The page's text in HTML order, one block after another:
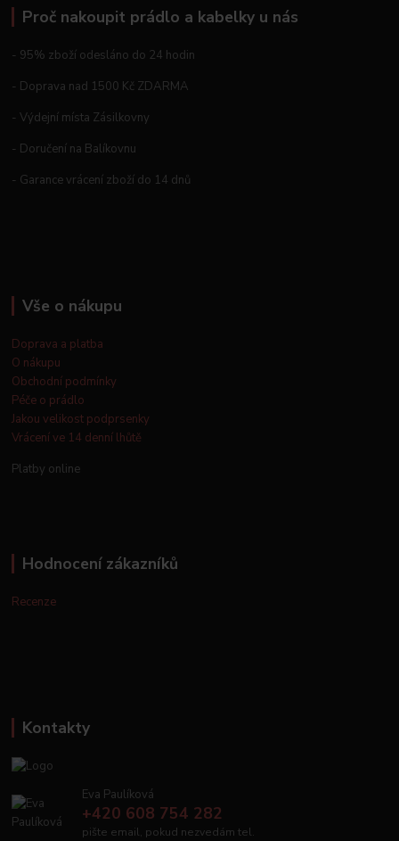
Proč nakoupit prádlo a kabelky u nás
- 95% zboží odesláno do 24 hodin
- Doprava nad 1500 Kč ZDARMA
- Výdejní místa Zásilkovny
- Doručení na Balíkovnu
- Garance vrácení zboží do 14 dnů
Vše o nákupu
Doprava a platba
O nákupu
Obchodní podmínky
Péče o prádlo
Jakou velikost podprsenky
Vrácení ve 14 denní lhůtě
Platby online
Hodnocení zákazníků
Recenze
Kontakty
Eva Paulíková
+420 608 754 282
pište email, pokud nezvedám tel.